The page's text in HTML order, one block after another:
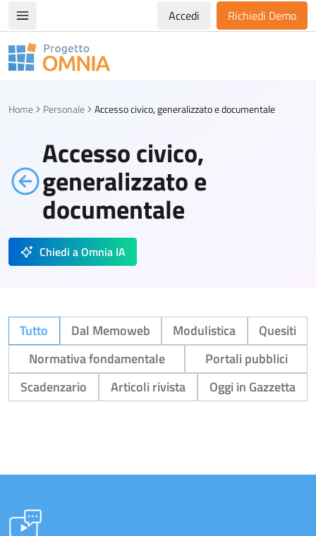
Apri/chiudi menù di navigazioneAccedi Richiedi Demo
Progetto Omnia
Home Personale Accesso civico, generalizzato e documentale
Accesso civico,
generalizzato e
documentale
Chiedi a Omnia IA
Tutto Dal Memoweb Modulistica
Quesiti
Normativa fondamentale
Portali pubblici
Scadenzario
Articoli rivista Oggi in Gazzetta